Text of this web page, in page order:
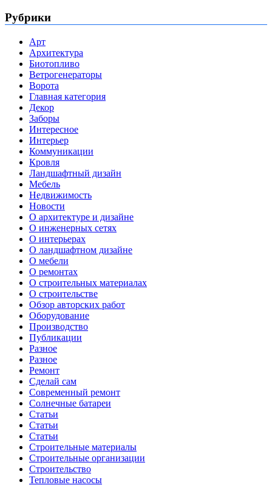
Рубрики
Арт
Архитектура
Биотопливо
Ветрогенераторы
Ворота
Главная категория
Декор
Заборы
Интересное
Интерьер
Коммуникации
Кровля
Ландшафтный дизайн
Мебель
Недвижимость
Новости
О архитектуре и дизайне
О инженерных сетях
О интерьерах
О ландшафтном дизайне
О мебели
О ремонтах
О строительных материалах
О строительстве
Обзор авторских работ
Оборудование
Производство
Публикации
Разное
Разное
Ремонт
Сделай сам
Современный ремонт
Солнечные батареи
Статьи
Статьи
Статьи
Строительные материалы
Строительные организации
Строительство
Тепловые насосы